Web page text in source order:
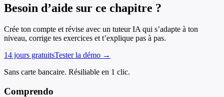
Besoin d’aide sur ce chapitre ?
Crée ton compte et révise avec un tuteur IA qui s’adapte à ton
niveau, corrige tes exercices et t’explique pas à pas.
14 jours gratuitsTester la démo →
Sans carte bancaire. Résiliable en 1 clic.
Comprendo